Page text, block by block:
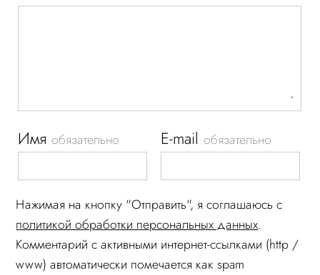
Имяобязательно E-mailобязательно
Нажимая на кнопку "Отправить", я соглашаюсь c
политикой обработки персональных данных.
Комментарий c активными интернет-ссылками (http /
www) автоматически помечается как spam